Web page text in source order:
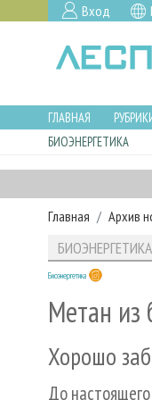
Вход
ГЛАВНАЯ
БИОЭНЕРГЕТИКА
Главная Архив
БИОЭНЕРГЕТИКА
Биоэнергетика
Метан из
Хорошо
До